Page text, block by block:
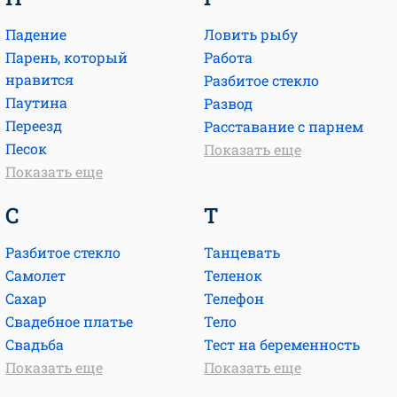
Падение
Парень, который
нравится
Паутина
Переезд
Песок
Показать еще
Ловить рыбу
Работа
Разбитое стекло
Развод
Расставание с парнем
Показать еще
С
Разбитое стекло
Самолет
Сахар
Свадебное платье
Свадьба
Показать еще
Т
Танцевать
Теленок
Телефон
Тело
Тест на беременность
Показать еще